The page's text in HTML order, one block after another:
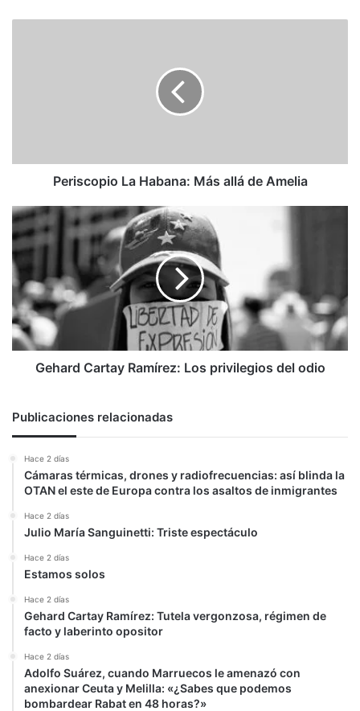
Periscopio La Habana: Más allá de Amelia
Gehard
Cartay
Ramírez:
Los
privilegios
del
odio
Gehard Cartay Ramírez: Los privilegios del odio
Publicaciones relacionadas
Hace 2 días
Cámaras térmicas, drones y radiofrecuencias: así blinda la
OTAN el este de Europa contra los asaltos de inmigrantes
Hace 2 días
Julio María Sanguinetti: Triste espectáculo
Hace 2 días
Estamos solos
Hace 2 días
Gehard Cartay Ramírez: Tutela vergonzosa, régimen de
facto y laberinto opositor
Hace 2 días
Adolfo Suárez, cuando Marruecos le amenazó con
anexionar Ceuta y Melilla: «¿Sabes que podemos
bombardear Rabat en 48 horas?»